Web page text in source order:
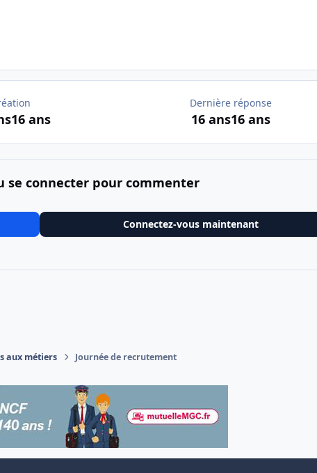
16 ans
Dernière réponse
16 ans16 ans
se connecter pour commenter
Connectez-vous maintenant
aux métiers Journée de recrutement